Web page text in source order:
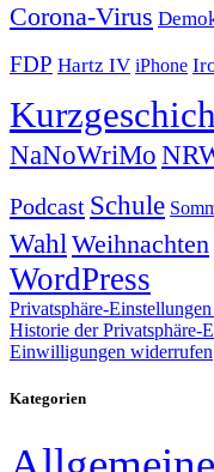
Corona-Virus
FDP Hartz IV iPhone
NaNoWriMo
Podcast Schule
WahlWeihnachten
WordPress
Privatsphäre-
Historie der Privatsphäre-
Einwilligungen widerrufen
Kategorien